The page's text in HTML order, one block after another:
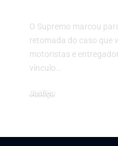
O Supremo marcou
retomada do caso que
motoristas e
vínculo…
Justiça